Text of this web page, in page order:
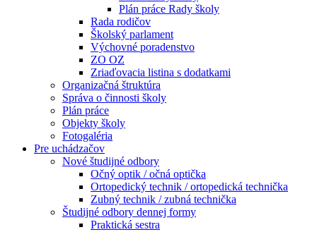
Plán práce Rady školy
Rada rodičov
Školský parlament
Výchovné poradenstvo
ZO OZ
Zriaďovacia listina s dodatkami
Organizačná štruktúra
Správa o činnosti školy
Plán práce
Objekty školy
Fotogaléria
Pre uchádzačov
Nové študijné odbory
Očný optik / očná optička
Ortopedický technik / ortopedická technička
Zubný technik / zubná technička
Študijné odbory dennej formy
Praktická sestra